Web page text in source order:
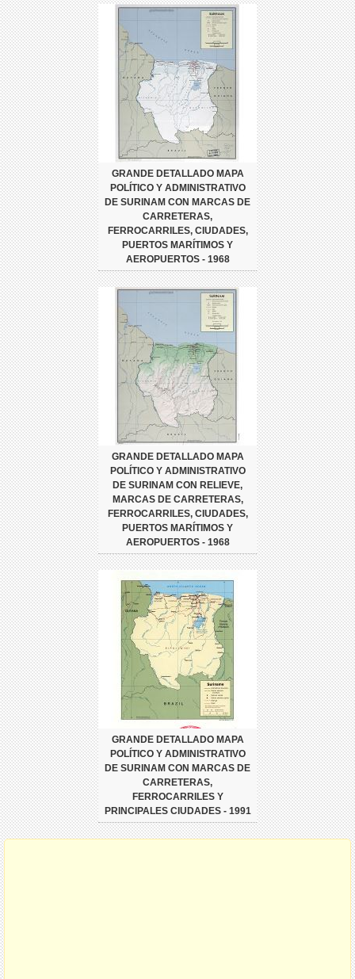
GRANDE DETALLADO MAPA
POLÍTICO Y ADMINISTRATIVO
DE SURINAM CON MARCAS DE
CARRETERAS,
FERROCARRILES, CIUDADES,
PUERTOS MARÍTIMOS Y
AEROPUERTOS - 1968
GRANDE DETALLADO MAPA
POLÍTICO Y ADMINISTRATIVO
DE SURINAM CON RELIEVE,
MARCAS DE CARRETERAS,
FERROCARRILES, CIUDADES,
PUERTOS MARÍTIMOS Y
AEROPUERTOS - 1968
GRANDE DETALLADO MAPA
POLÍTICO Y ADMINISTRATIVO
DE SURINAM CON MARCAS DE
CARRETERAS,
FERROCARRILES Y
PRINCIPALES CIUDADES - 1991